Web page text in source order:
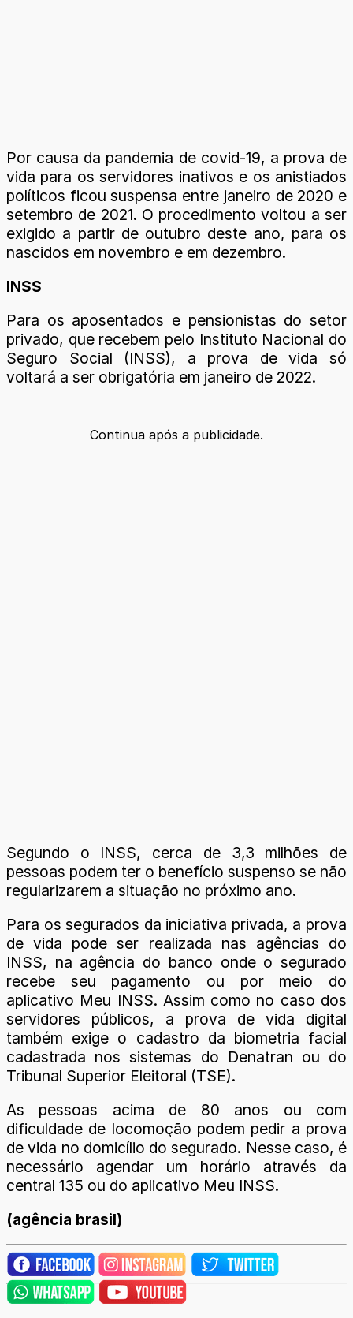
Por causa da pandemia de covid-19, a prova de
vida para os servidores inativos e os anistiados
políticos ficou suspensa entre janeiro de 2020 e
setembro de 2021. O procedimento voltou a ser
exigido a partir de outubro deste ano, para os
nascidos em novembro e em dezembro.
INSS
Para os aposentados e pensionistas do setor
privado, que recebem pelo Instituto Nacional do
Seguro Social (INSS), a prova de vida só
voltará a ser obrigatória em janeiro de 2022.
Continua após a publicidade.
Segundo o INSS, cerca de 3,3 milhões de
pessoas podem ter o benefício suspenso se não
regularizarem a situação no próximo ano.
Para os segurados da iniciativa privada, a prova
de vida pode ser realizada nas agências do
INSS, na agência do banco onde o segurado
recebe seu pagamento ou por meio do
aplicativo Meu INSS. Assim como no caso dos
servidores públicos, a prova de vida digital
também exige o cadastro da biometria facial
cadastrada nos sistemas do Denatran ou do
Tribunal Superior Eleitoral (TSE).
As pessoas acima de 80 anos ou com
dificuldade de locomoção podem pedir a prova
de vida no domicílio do segurado. Nesse caso, é
necessário agendar um horário através da
central 135 ou do aplicativo Meu INSS.
(agência brasil)